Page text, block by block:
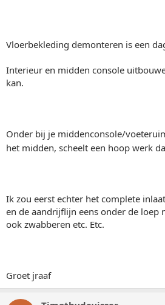
Vloerbekleding demonteren is een
Interieur en midden console
kan.
Onder bij je middenconsole/
het midden, scheelt een hoop werk
Ik zou eerst echter het complete
en de aandrijflijn eens onder de loep
ook zwabberen etc. Etc.
Groet jraaf